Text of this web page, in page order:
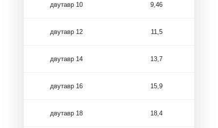
двутавр 10 9,46
двутавр 12 11,5
двутавр 14 13,7
двутавр 16 15,9
двутавр 18 18,4